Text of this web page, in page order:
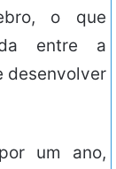
o que
entre a
desenvolver
um ano,